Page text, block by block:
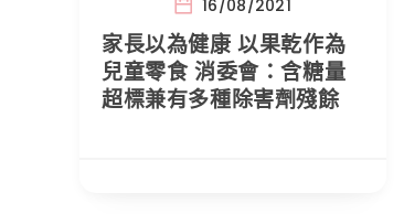
16/08/2021
家長以為健康 以果乾作為
兒童零食 消委會：含糖量
超標兼有多種除害劑殘餘